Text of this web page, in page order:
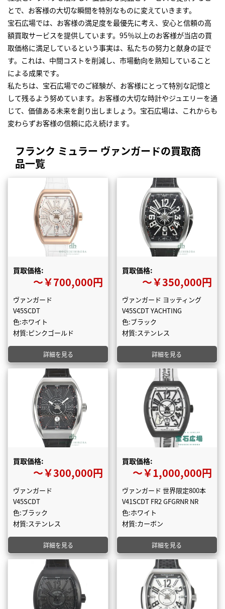
とで、お客様の大切な瞬間を特別なものに変えていきます。
宝石広場では、お客様の満足度を最優先に考え、安心と信頼の高
額買取サービスを提供しています。95％以上のお客様が当店の買
取価格に満足しているという事実は、私たちの努力と献身の証で
す。これは、中間コストを削減し、市場動向を熟知していること
による成果です。
私たちは、宝石広場でのご経験が、お客様にとって特別な記憶と
して残るよう努めています。お客様の大切な時計やジュエリーを通
じて、価値ある未来を創り出しましょう。宝石広場は、これからも
変わらずお客様の信頼に応え続けます。
フランク ミュラー ヴァンガードの買取商
品一覧
買取価格:
〜￥700,000円
ヴァンガード
V45SCDT
色:ホワイト
材質:ピンクゴールド
詳細を見る
買取価格:
〜￥350,000円
ヴァンガード ヨッティング
V45SCDT YACHTING
色:ブラック
材質:ステンレス
詳細を見る
買取価格:
〜￥300,000円
ヴァンガード
V45SCDT
色:ブラック
材質:ステンレス
詳細を見る
買取価格:
〜￥1,000,000円
ヴァンガード 世界限定800本
V41SCDT FR2 GFGRNR NR
色:ホワイト
材質:カーボン
詳細を見る